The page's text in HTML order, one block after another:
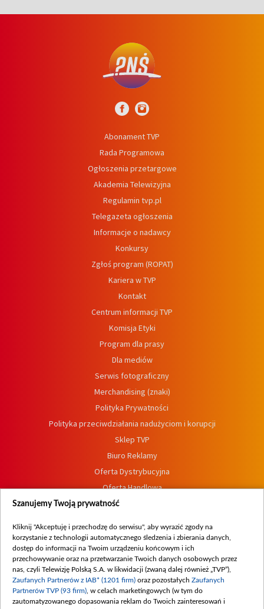
Abonament TVP
Rada Programowa
Ogłoszenia przetargowe
Akademia Telewizyjna
Regulamin tvp.pl
Telegazeta ogłoszenia
Informacje o nadawcy
Konkursy
Zgłoś program (ROPAT)
Kariera w TVP
Kontakt
Centrum informacji TVP
Komisja Etyki
Program dla prasy
Dla mediów
Serwis fotograficzny
Merchandising (znaki)
Polityka Prywatności
Polityka przeciwdziałania nadużyciom i korupcji
Sklep TVP
Biuro Reklamy
Oferta Dystrybucyjna
Oferta Handlowa
Dostępność
Procedura zgłoszeń wewnętrznych
Szanujemy Twoją prywatność
Kliknij "Akceptuję i przechodzę do serwisu", aby wyrazić zgody na
korzystanie z technologii automatycznego śledzenia i zbierania danych,
dostęp do informacji na Twoim urządzeniu końcowym i ich
przechowywanie oraz na przetwarzanie Twoich danych osobowych przez
nas, czyli Telewizję Polską S.A. w likwidacji (zwaną dalej również „TVP”),
Zaufanych Partnerów z IAB* (1201 firm) oraz pozostałych Zaufanych
Partnerów TVP (93 firm) , w celach marketingowych (w tym do
zautomatyzowanego dopasowania reklam do Twoich zainteresowań i